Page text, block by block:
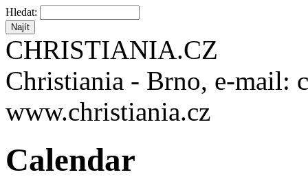
Hledat:
CHRISTIANIA.CZ
Christiania - Brno, e-mail:
www.christiania.cz
Calendar